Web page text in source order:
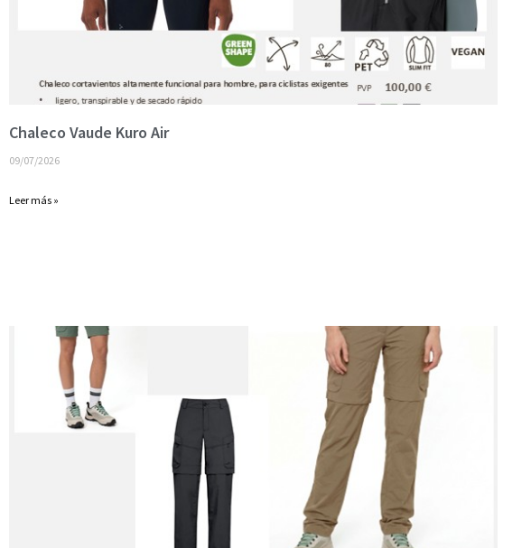
Chaleco Vaude Kuro Air
09/07/2026
Leer más »